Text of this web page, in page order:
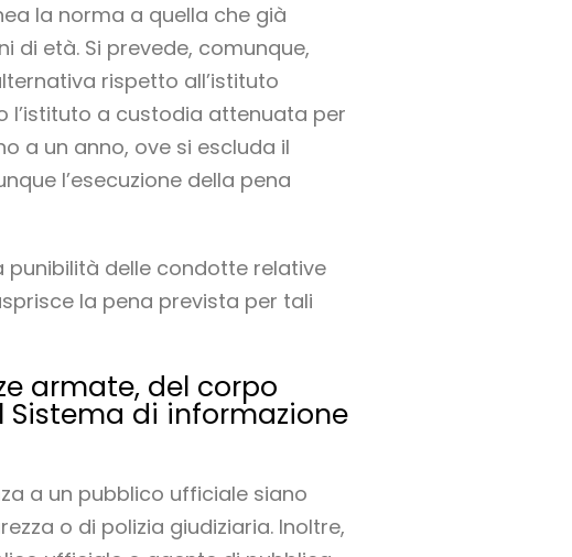
la norma a quella che già
di età. Si prevede, comunque,
rispetto all’istituto
l’istituto a custodia attenuata per
a un anno, ove si escluda il
l’esecuzione della pena
punibilità delle condotte relative
la pena prevista per tali
armate, del corpo
di informazione
a un pubblico ufficiale siano
o di polizia giudiziaria. Inoltre,